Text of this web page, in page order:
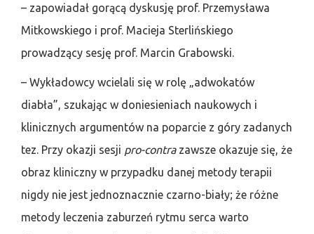
– zapowiadał gorącą dyskusję prof. Przemysława
Mitkowskiego i prof. Macieja Sterlińskiego
prowadzący sesję prof. Marcin Grabowski.
– Wykładowcy wcielali się w rolę „adwokatów
diabła”, szukając w doniesieniach naukowych i
klinicznych argumentów na poparcie z góry zadanych
tez. Przy okazji sesji pro-contrazawsze okazuje się, że
obraz kliniczny w przypadku danej metody terapii
nigdy nie jest jednoznacznie czarno-biały; że różne
metody leczenia zaburzeń rytmu serca warto